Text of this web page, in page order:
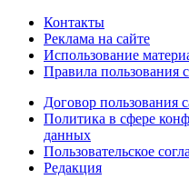
Контакты
Реклама на сайте
Использование
Правила пользования
Договор пользования
Политика в сфере
данных
Пользовательское
Редакция